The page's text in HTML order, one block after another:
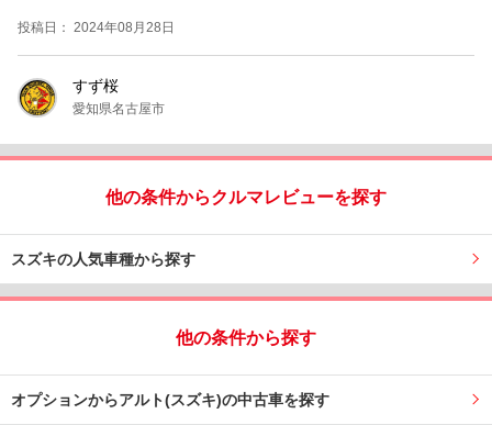
投稿日： 2024年08月28日
すず桜
愛知県名古屋市
他の条件からクルマレビューを探す
スズキの人気車種から探す
他の条件から探す
オプションからアルト(スズキ)の中古車を探す